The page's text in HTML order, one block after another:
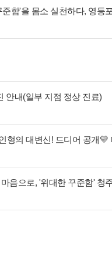
함'을 몸소 실천하다, 영등
안내(일부 지점 정상 진료)
형의 대변신! 드디어 공개💛
음으로, '위대한 꾸준함' 청